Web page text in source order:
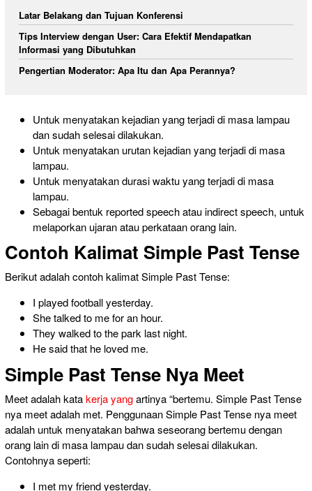
Latar Belakang dan Tujuan Konferensi
Tips Interview dengan User: Cara Efektif Mendapatkan
Informasi yang Dibutuhkan
Pengertian Moderator: Apa Itu dan Apa Perannya?
Untuk menyatakan kejadian yang terjadi di masa lampau
dansudah selesai dilakukan.
Untuk menyatakan urutan kejadian yangterjadi di masa
lampau.
Untuk menyatakan durasi waktu yangterjadi di masa
lampau.
Sebagai bentuk reported speech atau indirect speech, untuk
melaporkan ujaran atau perkataan orang lain.
Contoh Kalimat Simple Past Tense
Berikut adalah contoh kalimat Simple Past Tense:
I played football yesterday.
She talked to me for an hour.
They walked to the park last night.
He said that he loved me.
Simple Past Tense Nya Meet
Meet adalah katakerja yangartinya “bertemu. Simple Past Tense
nya meet adalah met. Penggunaan Simple Past Tense nya meet
adalah untuk menyatakan bahwa seseorang bertemu dengan
orang lain di masa lampau dan sudah selesai dilakukan.
Contohnya seperti:
I met my friend yesterday.